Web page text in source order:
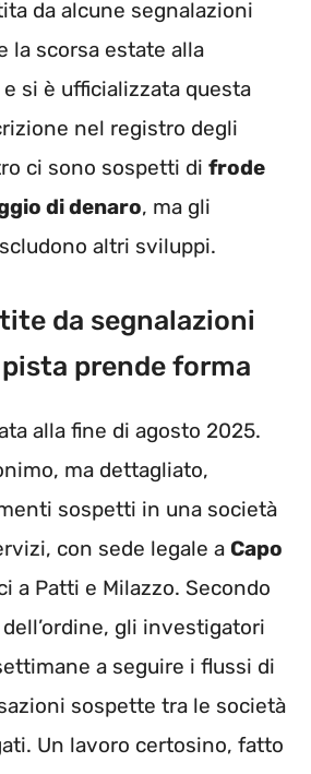
da alcune segnalazioni
la scorsa estate alla
si è ufficializzata questa
nel registro degli
ci sono sospetti di frode
di denaro, ma gli
altri sviluppi.
da segnalazioni
prende forma
alla fine di agosto 2025.
ma dettagliato,
sospetti in una società
con sede legale a Capo
a Patti e Milazzo. Secondo
gli investigatori
a seguire i flussi di
sospette tra le società
Un lavoro certosino, fatto